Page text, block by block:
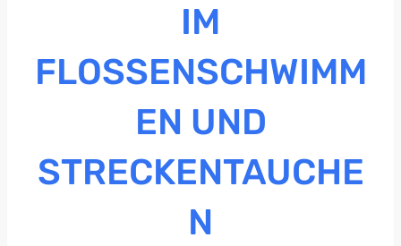
IM
FLOSSENSCHWIMM
EN UND
STRECKENTAUCHE
N